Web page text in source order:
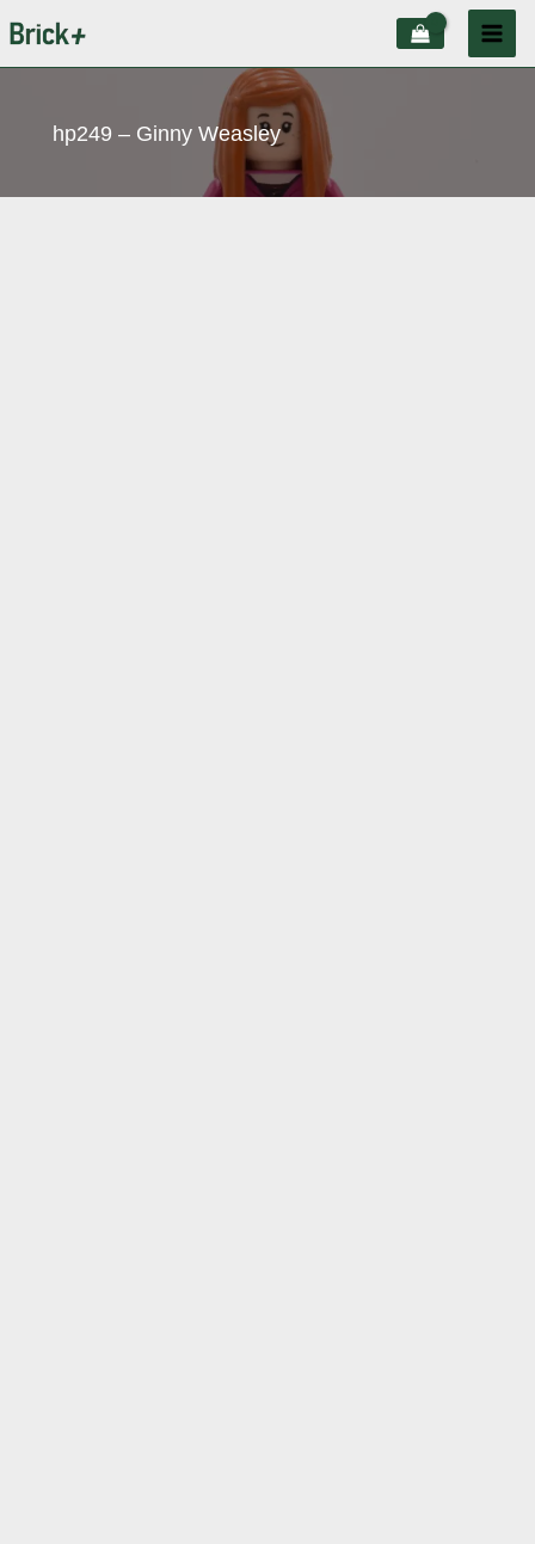
au
hp249 – Ginny Weasley